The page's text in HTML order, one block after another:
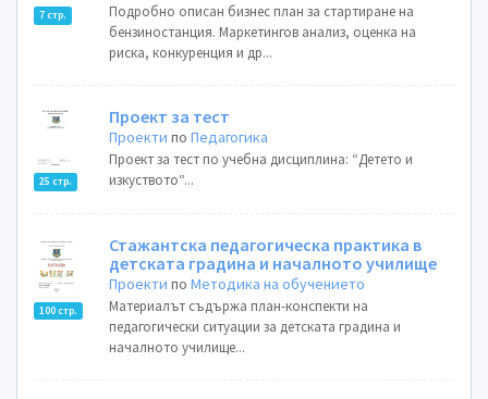
7 стр.
Подробно описан бизнес план за стартиране на
бензиностанция. Маркетингов анализ, оценка на
риска, конкуренция и др...
25 стр.
Проект за тест
Проекти поПедагогика
Проект за тест по учебна дисциплина: “Детето и
изкуството“...
100 стр.
Стажантска педагогическа практика в
детската градина и началното училище
Проекти поМетодика на обучението
Материалът съдържа план-конспекти на
педагогически ситуации за детската градина и
началното училище...